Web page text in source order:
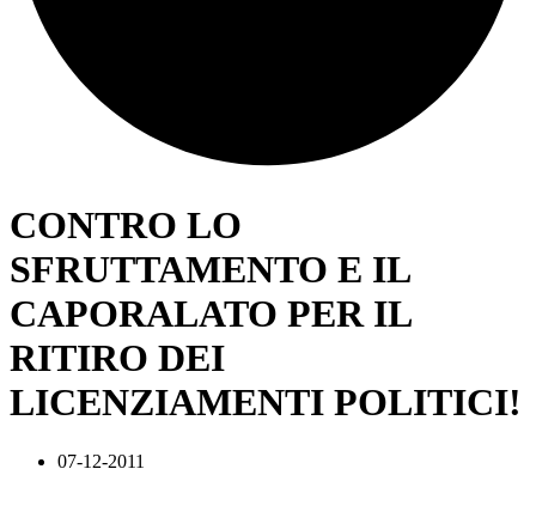
CONTRO LO
SFRUTTAMENTO E IL
CAPORALATO PER IL
RITIRO DEI
LICENZIAMENTI POLITICI!
07-12-2011